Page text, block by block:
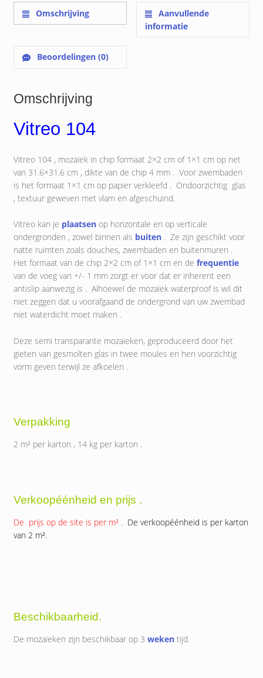
Omschrijving
Aanvullende
informatie
Beoordelingen (0)
Omschrijving
Vitreo 104
Vitreo 104 , mozaïek in chip formaat 2×2 cm of 1×1 cm op net
van 31.6×31.6 cm , dikte van de chip 4 mm . Voor zwembaden
is het formaat 1×1 cm op papier verkleefd . Ondoorzichtig glas
, textuur geweven met vlam en afgeschuind.
Vitreo kan je plaatsenop horizontale en op verticale
ondergronden , zowel binnen als buiten. Ze zijn geschikt voor
natte ruimten zoals douches, zwembaden en buitenmuren .
Het formaat van de chip 2×2 cm of 1×1 cm en de frequentie
van de voeg van +/- 1 mm zorgt er voor dat er inherent een
antislip aanwezig is . Alhoewel de mozaïek waterproof is wil dit
niet zeggen dat u voorafgaand de ondergrond van uw zwembad
niet waterdicht moet maken .
Deze semi transparante mozaïeken, geproduceerd door het
gieten van gesmolten glas in twee moules en hen voorzichtig
vorm geven terwijl ze afkoelen .
Verpakking
2 m² per karton , 14 kg per karton .
Verkoopéénheid en prijs .
De prijs op de site is per m² . De verkoopéénheid is per karton
van 2 m².
Beschikbaarheid.
De mozaïeken zijn beschikbaar op 3 wekentijd.